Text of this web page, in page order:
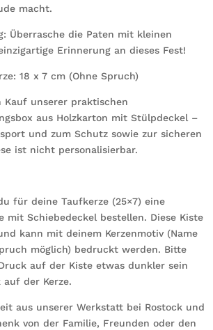
macht.
Überrasche die Paten mit kleinen
Erinnerung an dieses Fest!
18 x 7 cm (Ohne Spruch)
Kauf unserer praktischen
aus Holzkarton mit Stülpdeckel –
und zum Schutz sowie zur sicheren
ist nicht personalisierbar.
für deine Taufkerze (25×7) eine
mit Schiebedeckel bestellen. Diese Kiste
kann mit deinem Kerzenmotiv (Name
möglich) bedruckt werden. Bitte
auf der Kiste etwas dunkler sein
der Kerze.
aus unserer Werkstatt bei Rostock und
von der Familie, Freunden oder den